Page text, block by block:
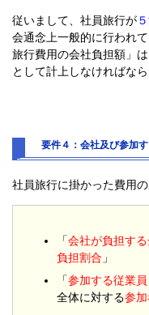
従いまして、社員旅行が
会通念上一般的に行われ
旅行費用の会社負担額」
として計上しなければな
要件４：会社及び参加
社員旅行に掛かった費用の
「会社が負担す
負担割合 」
「参加する従業
全体に対する参